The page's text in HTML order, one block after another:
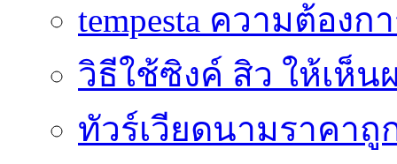
tempesta ความต้อง
วิธีใช้ซิงค์ สิว ให้เห็
ทัวร์เวียดนามราคาถู